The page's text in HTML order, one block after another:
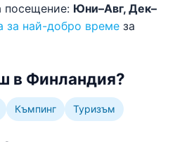
посещение: Юни–Авг, Дек–
за най-добро време за
в Финландия?
Къмпинг Туризъм